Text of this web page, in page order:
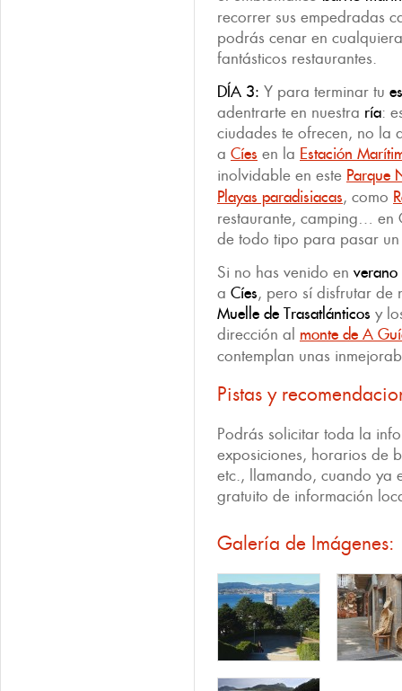
recorrer sus empedradas
podrás cenar en
fantásticos restaurantes.
DÍA 3: Y para terminar tu
adentrarte en nuestra ría:
ciudades te ofrecen, no la
a Cíes en la Estación
inolvidable en este Parque
Playas paradisiacas, como
restaurante, camping… en
de todo tipo para pasar
Si no has venido en verano
a Cíes, pero sí disfrutar de
Muelle de Trasatlánticos y
dirección al monte de A
contemplan unas
Pistas y
Podrás solicitar toda la
exposiciones, horarios de
etc., llamando, cuando ya
gratuito de información
Galería de Imágenes: